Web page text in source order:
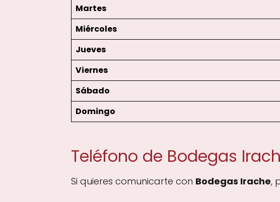
Martes
Miércoles
Jueves
Viernes
Sábado
Domingo
Teléfono de Bodegas
Si quieres comunicarte con Bodegas Irache,